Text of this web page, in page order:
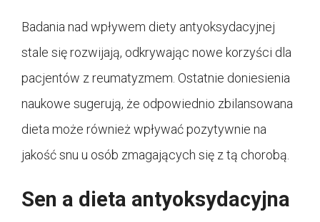
Badania nad wpływem diety antyoksydacyjnej
stale się rozwijają, odkrywając nowe korzyści dla
pacjentów z reumatyzmem. Ostatnie doniesienia
naukowe sugerują, że odpowiednio zbilansowana
dieta może również wpływać pozytywnie na
jakość snu u osób zmagających się z tą chorobą.
Sen a dieta antyoksydacyjna